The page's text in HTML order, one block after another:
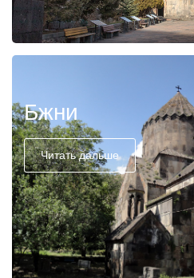
Бжни
Читать дальше